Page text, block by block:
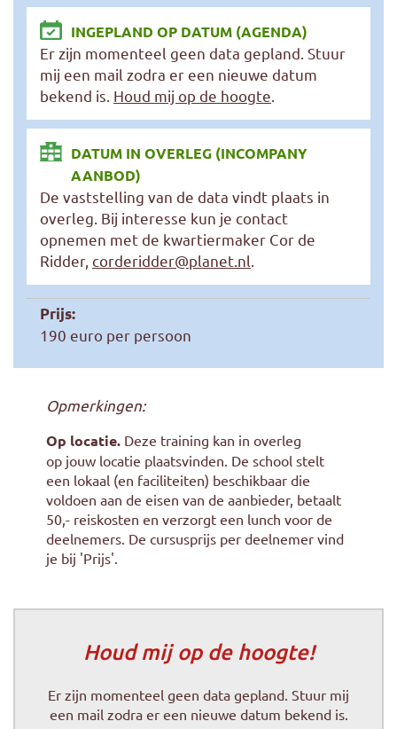
INGEPLAND OP DATUM (AGENDA)
Er zijn momenteel geen data gepland. Stuur
mij een mail zodra er een nieuwe datum
bekend is. Houd mij op de hoogte.
DATUM IN OVERLEG (INCOMPANY
AANBOD)
De vaststelling van de data vindt plaats in
overleg. Bij interesse kun je contact
opnemen met de kwartiermaker Cor de
Ridder, corderidder@planet.nl.
Prijs:
190 euro per persoon
Opmerkingen:
Op locatie. Deze training kan in overleg
op jouw locatie plaatsvinden. De school stelt
een lokaal (en faciliteiten) beschikbaar die
voldoen aan de eisen van de aanbieder, betaalt
50,- reiskosten en verzorgt een lunch voor de
deelnemers. Decursusprijs per deelnemer vind
je bij 'Prijs'.
Houd mij op de hoogte!
Er zijn momenteel geen data gepland. Stuur mij
een mail zodra er een nieuwe datum bekend is.